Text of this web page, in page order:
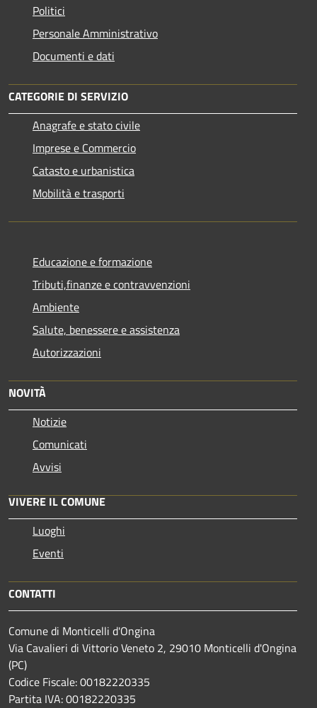
Politici
Personale Amministrativo
Documenti e dati
CATEGORIE DI SERVIZIO
Anagrafe e stato civile
Imprese e Commercio
Catasto e urbanistica
Mobilità e trasporti
Educazione e formazione
Tributi,finanze e contravvenzioni
Ambiente
Salute, benessere e assistenza
Autorizzazioni
NOVITÀ
Notizie
Comunicati
Avvisi
VIVERE IL COMUNE
Luoghi
Eventi
CONTATTI
Comune di Monticelli d'Ongina
Via Cavalieri di Vittorio Veneto 2, 29010 Monticelli d'Ongina
(PC)
Codice Fiscale: 00182220335
Partita IVA: 00182220335